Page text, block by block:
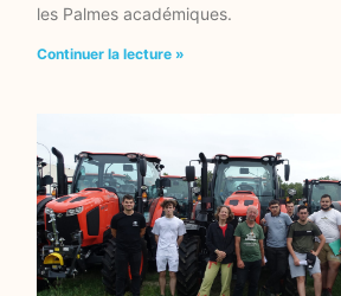
les Palmes académiques.
Continuer la lecture »